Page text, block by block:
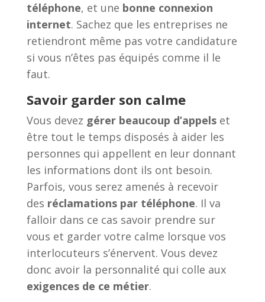
téléphone, et une bonne connexion
internet. Sachez que les entreprises ne
retiendront même pas votre candidature
si vous n’êtes pas équipés comme il le
faut.
Savoir garder son calme
Vous devez gérer beaucoup d’appelset
être tout le temps disposés à aider les
personnes qui appellent en leur donnant
les informations dont ils ont besoin.
Parfois, vous serez amenés à recevoir
des réclamations par téléphone. Il va
falloir dans ce cas savoir prendre sur
vous et garder votre calme lorsque vos
interlocuteurs s’énervent. Vous devez
donc avoir la personnalité qui colle aux
exigences de ce métier.